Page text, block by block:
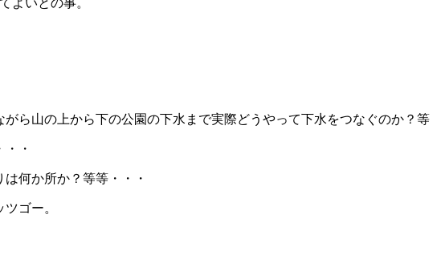
がら山の上から下の公園の下水まで実際どうやって下水をつなぐのか？
・
何か所か？等等・・・
ゴー。